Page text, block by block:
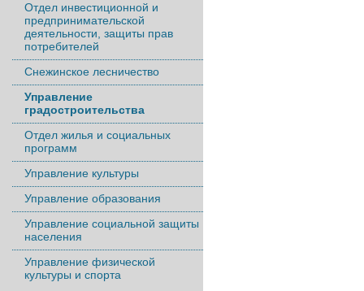
Отдел инвестиционной и
предпринимательской
деятельности, защиты прав
потребителей
Снежинское лесничество
Управление
градостроительства
Отдел жилья и социальных
программ
Управление культуры
Управление образования
Управление социальной защиты
населения
Управление физической
культуры и спорта